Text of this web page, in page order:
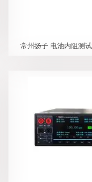
常州扬子 电池内阻测